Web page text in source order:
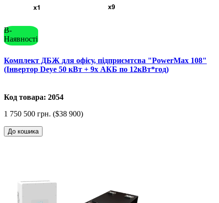
В-
Наявності
Комплект ДБЖ для офісу, підприємтсва "PowerMax 108"
(Інвертор Deye 50 кВт + 9x АКБ по 12кВт*год)
Код товара: 2054
1 750 500 грн. ($38 900)
До кошика